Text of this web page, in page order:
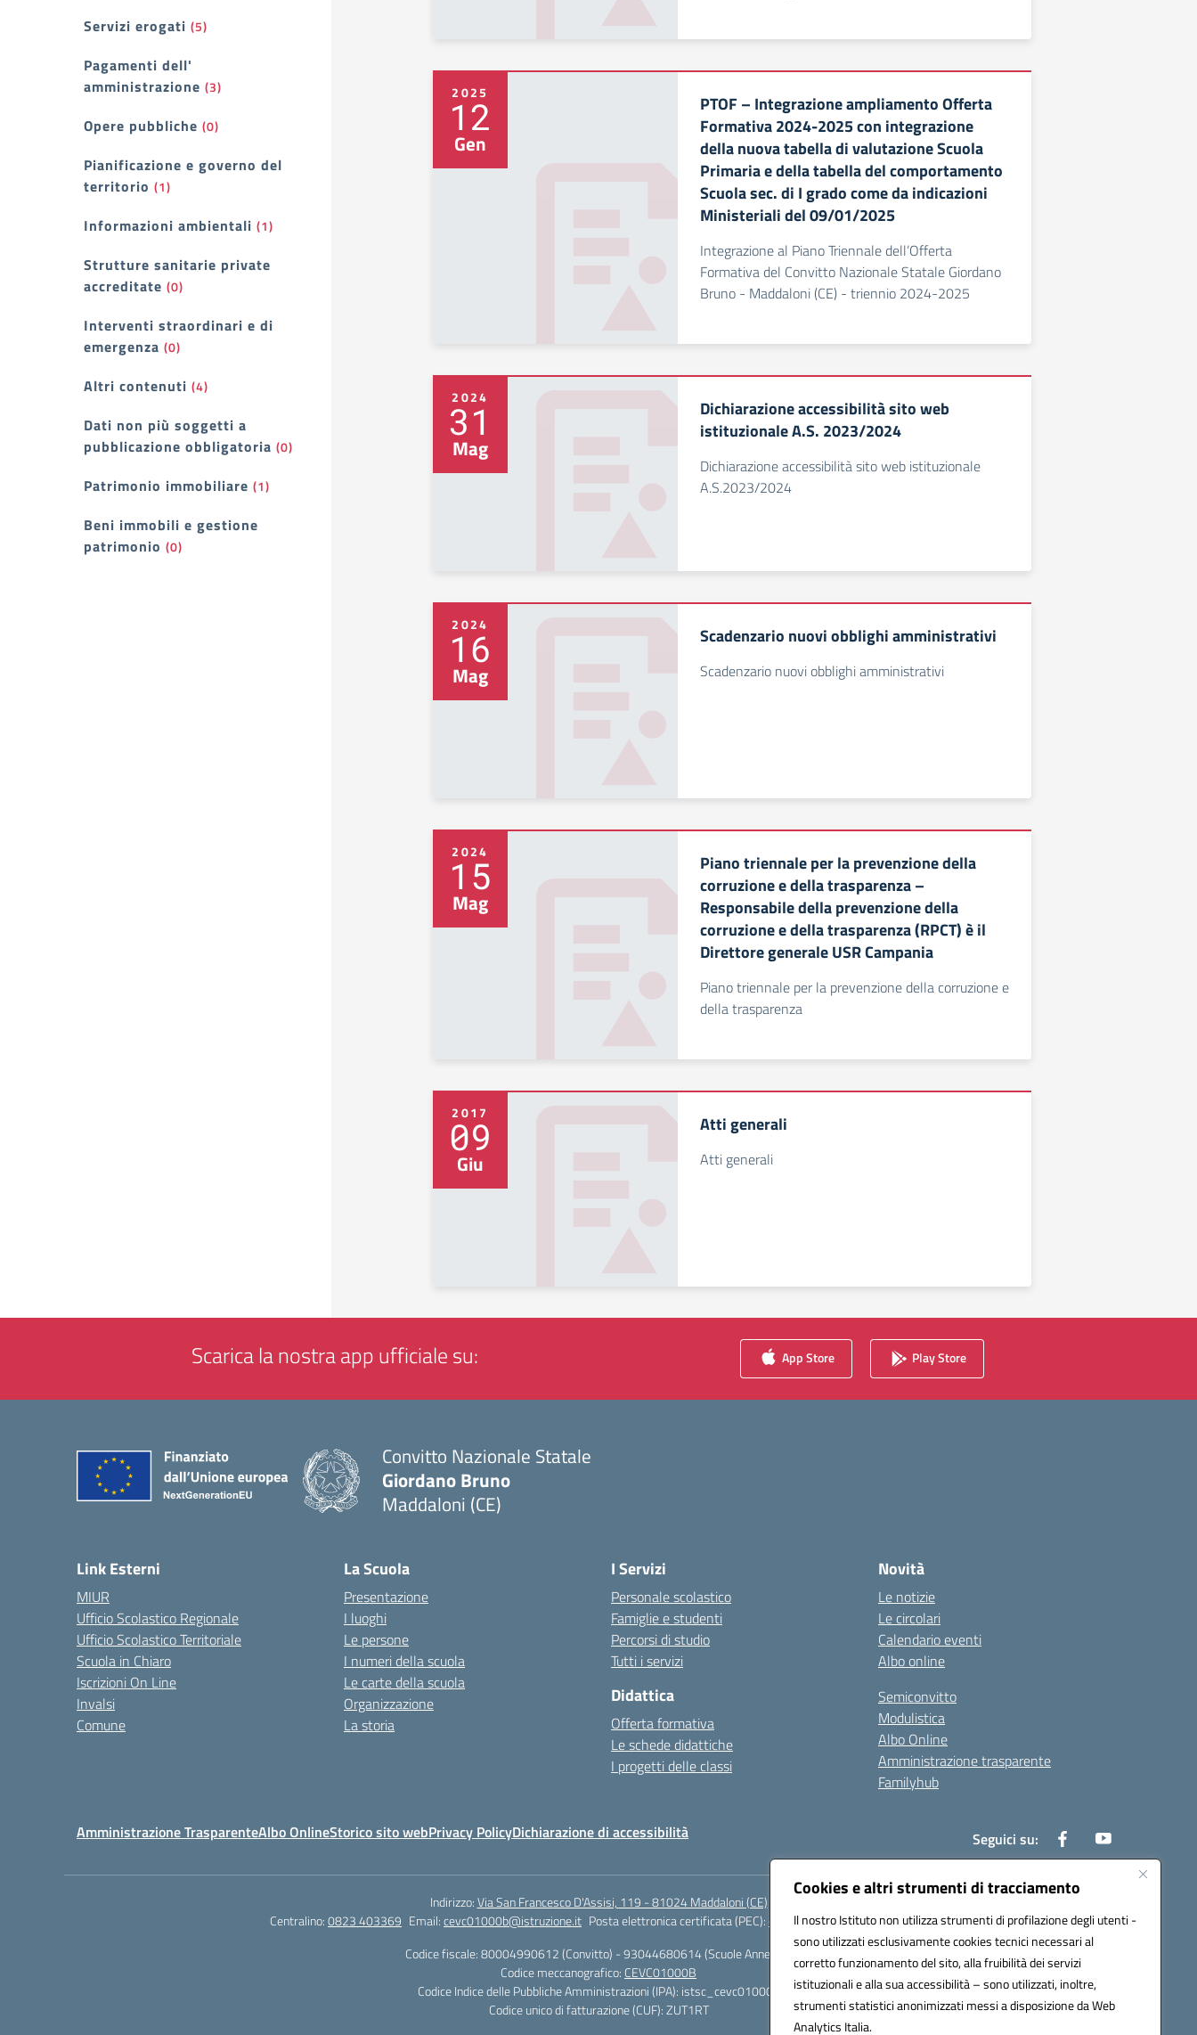
Cookies e altri strumenti di tracciamento
Il nostro Istituto non utilizza strumenti di profilazione degli utenti -
sono utilizzati esclusivamente cookies tecnici necessari al
corretto funzionamento del sito, alla fruibilità dei servizi
istituzionali e alla sua accessibilità – sono utilizzati, inoltre,
strumenti statistici anonimizzati messi a disposizione da Web
Analytics Italia.
Servizi erogati (5)
Pagamenti dell'
amministrazione (3)
Opere pubbliche (0)
Pianificazione e governo del
territorio (1)
Informazioni ambientali (1)
Strutture sanitarie private
accreditate (0)
Interventi straordinari e di
emergenza (0)
Altri contenuti (4)
Dati non più soggetti a
pubblicazione obbligatoria (0)
Patrimonio immobiliare (1)
Beni immobili e gestione
patrimonio (0)
2025
12
Gen
PTOF – Integrazione ampliamento Offerta
Formativa 2024-2025 con integrazione
della nuova tabella di valutazione Scuola
Primaria e della tabella del comportamento
Scuola sec. di I grado come da indicazioni
Ministeriali del 09/01/2025
Integrazione al Piano Triennale dell’Offerta
Formativa del Convitto Nazionale Statale Giordano
Bruno - Maddaloni (CE) - triennio 2024-2025
2024
31
Mag
Dichiarazione accessibilità sito web
istituzionale A.S. 2023/2024
Dichiarazione accessibilità sito web istituzionale
A.S.2023/2024
2024
16
Mag
Scadenzario nuovi obblighi amministrativi
Scadenzario nuovi obblighi amministrativi
2024
15
Mag
Piano triennale per la prevenzione della
corruzione e della trasparenza –
Responsabile della prevenzione della
corruzione e della trasparenza (RPCT) è il
Direttore generale USR Campania
Piano triennale per la prevenzione della corruzione e
della trasparenza
2017
09
Giu
Atti generali
Atti generali
Scarica la nostra app ufficiale su: App Store Play Store
Convitto Nazionale Statale
Giordano Bruno
Maddaloni (CE)
Link Esterni
MIUR
Ufficio Scolastico Regionale
Ufficio Scolastico Territoriale
Scuola in Chiaro
Iscrizioni On Line
Invalsi
Comune
La Scuola
Presentazione
I luoghi
Le persone
I numeri della scuola
Le carte della scuola
Organizzazione
La storia
I Servizi
Personale scolastico
Famiglie e studenti
Percorsi di studio
Tutti i servizi
Didattica
Offerta formativa
Le schede didattiche
I progetti delle classi
Novità
Le notizie
Le circolari
Calendario eventi
Albo online
Semiconvitto
Modulistica
Albo Online
Amministrazione trasparente
Familyhub
Amministrazione TrasparenteAlbo OnlineStorico sito webPrivacy PolicyDichiarazione di accessibilità Seguici su:
Indirizzo:Via San Francesco D'Assisi, 119 - 81024 Maddaloni (CE)
Centralino:0823 403369 Email:cevc01000b@istruzione.it Posta elettronica certificata (PEC):cevc01000b@pec.istruzione.it
Codice fiscale: 80004990612 (Convitto) - 93044680614 (Scuole Annesse)
Codice meccanografico: CEVC01000B
Codice Indice delle Pubbliche Amministrazioni (IPA): istsc_cevc01000b
Codice unico di fatturazione (CUF): ZUT1RT